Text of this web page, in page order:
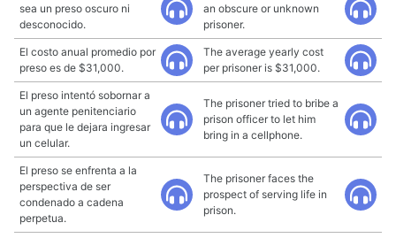
sea un preso oscuro ni
desconocido.
an obscure or unknown
prisoner.
El costo anual promedio por
preso es de $31,000.
The average yearly cost
per prisoner is $31,000.
El preso intentó sobornar a
un agente penitenciario
para que le dejara ingresar
un celular.
The prisoner tried to bribe a
prison officer to let him
bring in a cellphone.
El preso se enfrenta a la
perspectiva de ser
condenado a cadena
perpetua.
The prisoner faces the
prospect of serving life in
prison.